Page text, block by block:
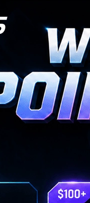
mừng bạn đến
tôi!
UUSKINS mới nhất và
nhật trang này hàng
tặng. Miễn là đơn
bạn có thể sử dụng các
CS2 yêu thích của bạn